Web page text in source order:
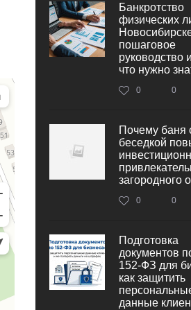
Банкротство
физических
пошаговое
руководство
что нужно
0 0
Почему баня
беседкой
загородного
0 0
Подготовка
документов
152‑ФЗ для
как защитить
данные